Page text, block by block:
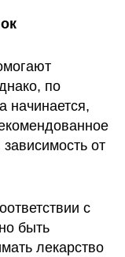
по
начинается,
от
с
быть
лекарство